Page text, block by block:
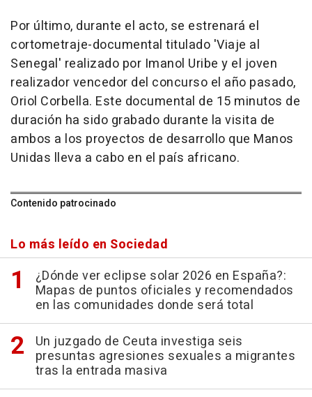
Por último, durante el acto, se estrenará el
cortometraje-documental titulado 'Viaje al
Senegal' realizado por Imanol Uribe y el joven
realizador vencedor del concurso el año pasado,
Oriol Corbella. Este documental de 15 minutos de
duración ha sido grabado durante la visita de
ambos a los proyectos de desarrollo que Manos
Unidas lleva a cabo en el país africano.
Contenido patrocinado
Lo más leído en Sociedad
¿Dónde ver eclipse solar 2026 en España?:
Mapas de puntos oficiales y recomendados
en las comunidades donde será total
Un juzgado de Ceuta investiga seis
presuntas agresiones sexuales a migrantes
tras la entrada masiva